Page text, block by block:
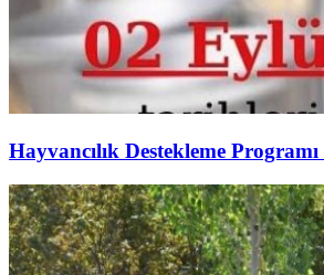
Hayvancılık Destekleme